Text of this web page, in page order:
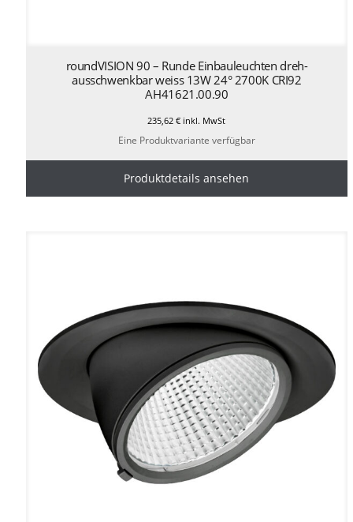
roundVISION 90 – Runde Einbauleuchten dreh-
ausschwenkbar weiss 13W 24° 2700K CRI92
AH41621.00.90
235,62€ inkl. MwSt
Eine Produktvariante verfügbar
Produktdetails ansehen